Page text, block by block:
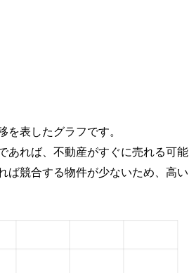
表したグラフです。
あれば、不動産がすぐに売れる可能
ば競合する物件が少ないため、高い